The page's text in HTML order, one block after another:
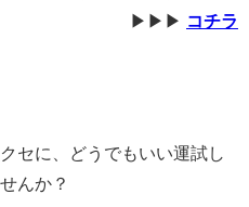
▶▶▶ コチラ
セに、どうでもいい運試し
んか？